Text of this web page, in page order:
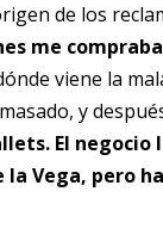
de los
me
viene la
y
El
Vega, pero